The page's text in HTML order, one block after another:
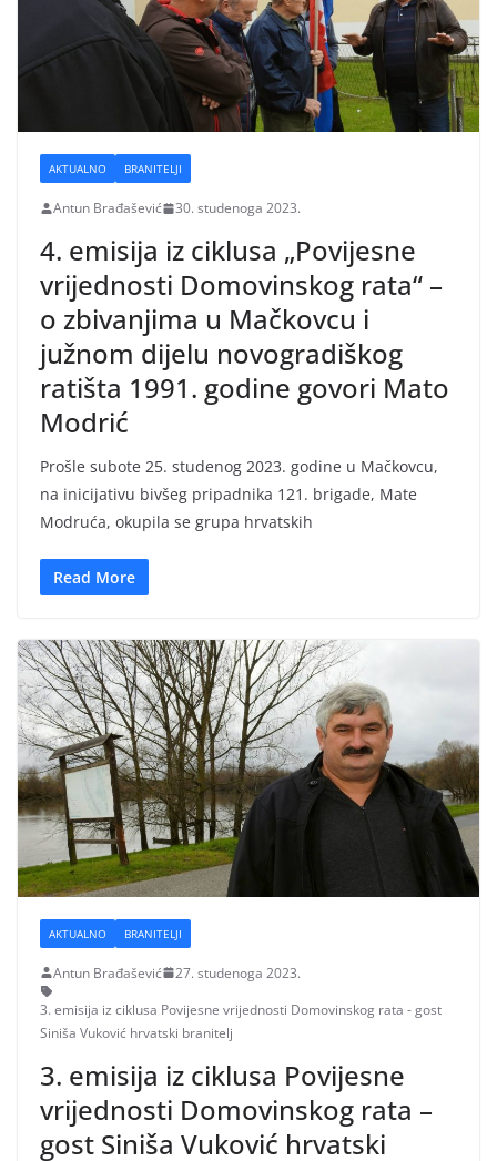
AKTUALNO BRANITELJI
Antun Brađašević 30. studenoga 2023.
4. emisija iz ciklusa „Povijesne
vrijednosti Domovinskog rata“ –
o zbivanjima u Mačkovcu i
južnom dijelu novogradiškog
ratišta 1991. godine govori Mato
Modrić
Prošle subote 25. studenog 2023. godine u Mačkovcu,
na inicijativu bivšeg pripadnika 121. brigade, Mate
Modruća, okupila se grupa hrvatskih
Read More
AKTUALNO BRANITELJI
Antun Brađašević
27. studenoga 2023.
3. emisija iz ciklusa Povijesne vrijednosti Domovinskog rata - gost
Siniša Vuković hrvatski branitelj
3. emisija iz ciklusa Povijesne
vrijednosti Domovinskog rata –
gost Siniša Vuković hrvatski